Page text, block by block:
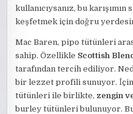
kullanıcıysanız, bu
keşfetmek için doğru
Mac Baren, pipo tütünleri
sahip. Özellikle Scottish
tarafından tercih ediliyor.
bir lezzet profili sunuyor.
tütünleri ile birlikte, zengin
burley tütünleri bulunuyor.